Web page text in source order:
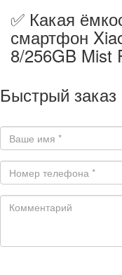
✅ Какая
смартфон
8/256GB Mist
Быстрый заказ